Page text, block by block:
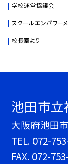
学校運営協議会
スクールエンパワー
校長室より
池田市
大阪府池田
TEL. 072-
FAX. 072-